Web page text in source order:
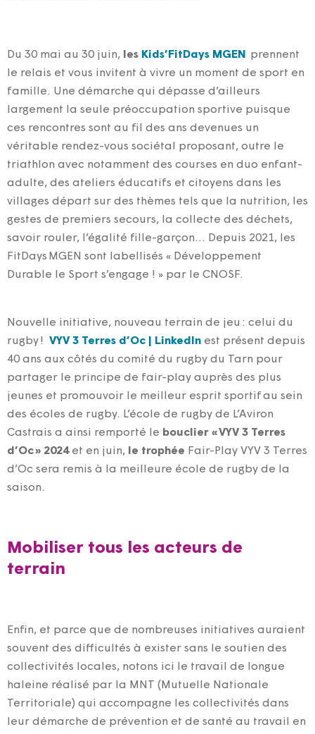
Du 30 mai au 30 juin, les Kids’FitDays MGEN
prennent
le relais et vous invitent à vivre un moment de sport en
famille. Une démarche qui dépasse d’ailleurs
largement la seule préoccupation sportive puisque
ces rencontres sont au fil des ans devenues un
véritable rendez-vous sociétal proposant, outre le
triathlon avec notamment des courses en duo enfant-
adulte, des ateliers éducatifs et citoyens dans les
villages départ sur des thèmes tels que la nutrition, les
gestes de premiers secours, la collecte des déchets,
savoir rouler, l’égalité fille-garçon… Depuis 2021, les
FitDays MGEN sont labellisés « Développement
Durable le Sport s’engage ! » par le CNOSF.
Nouvelle initiative, nouveau terrain de jeu : celui du
rugby ! VYV 3 Terres d’Oc | LinkedIn est présent depuis
40 ans aux côtés du comité du rugby du Tarn pour
partager le principe de fair-play auprès des plus
jeunes et promouvoir le meilleur esprit sportif au sein
des écoles de rugby. L’école de rugby de L’Aviron
Castrais a ainsi remporté le bouclier « VYV 3 Terres
d’Oc » 2024 et en juin, le trophée Fair-Play VYV 3 Terres
d’Oc sera remis à la meilleure école de rugby de la
saison.
Mobiliser tous les acteurs de
terrain
Enfin, et parce que de nombreuses initiatives auraient
souvent des difficultés à exister sans le soutien des
collectivités locales, notons ici le travail de longue
haleine réalisé par la MNT (Mutuelle Nationale
Territoriale) qui accompagne
les collectivités dans
leur démarche de prévention et de santé au travail en